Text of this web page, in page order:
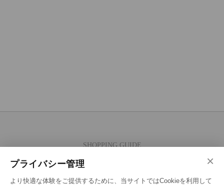
SHOPPING GUIDE
×
プライバシー管理
より快適な体験をご提供するために、当サイトではCookieを利用して